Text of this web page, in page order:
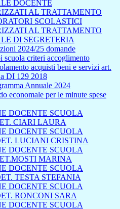
DOCENTE
AL TRATTAMENTO
SCOLASTICI
AL TRATTAMENTO
DI SEGRETERIA
2024/25 domande
scuola criteri accoglimento
acquisti beni e servizi art.
DI 129 2018
Annuale 2024
economale per le minute spese
DOCENTE SCUOLA
CIARI LAURA
DOCENTE SCUOLA
LUCIANI CRISTINA
DOCENTE SCUOLA
MARINA
DOCENTE SCUOLA
TESTA STEFANIA
DOCENTE SCUOLA
RONCONI SARA
DOCENTE SCUOLA